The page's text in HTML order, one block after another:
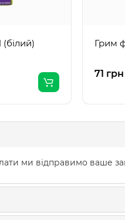
Грим
71 грн
ми відправимо ваше